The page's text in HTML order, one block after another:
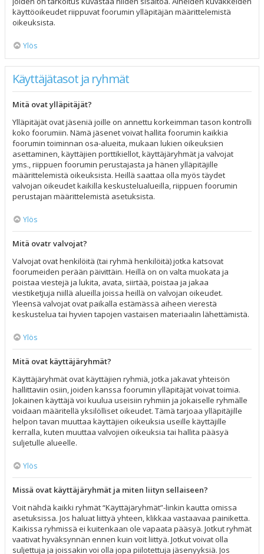
käyttöoikeudet riippuvat foorumin ylläpitäjän määrittelemistä
oikeuksista.
Ylös
Käyttäjätasot ja ryhmät
Mitä ovat ylläpitäjät?
Ylläpitäjät ovat jäseniä joille on annettu korkeimman tason kontrolli
koko foorumiin. Nämä jäsenet voivat hallita foorumin kaikkia
foorumin toiminnan osa-alueita, mukaan lukien oikeuksien
asettaminen, käyttäjien porttikiellot, käyttäjäryhmät ja valvojat
yms., riippuen foorumin perustajasta ja hänen ylläpitäjille
määrittelemistä oikeuksista. Heillä saattaa olla myös täydet
valvojan oikeudet kaikilla keskustelualueilla, riippuen foorumin
perustajan määrittelemistä asetuksista.
Ylös
Mitä ovatr valvojat?
Valvojat ovat henkilöitä (tai ryhmä henkilöitä) jotka katsovat
foorumeiden perään päivittäin. Heillä on on valta muokata ja
poistaa viestejä ja lukita, avata, siirtää, poistaa ja jakaa
viestiketjuja niillä alueilla joissa heillä on valvojan oikeudet.
Yleensä valvojat ovat paikalla estämässä aiheen vierestä
keskustelua tai hyvien tapojen vastaisen materiaalin lähettämistä.
Ylös
Mitä ovat käyttäjäryhmät?
Käyttäjäryhmät ovat käyttäjien ryhmiä, jotka jakavat yhteisön
hallittaviin osiin, joiden kanssa foorumin ylläpitäjät voivat toimia.
Jokainen käyttäjä voi kuulua useisiin ryhmiin ja jokaiselle ryhmälle
voidaan määritellä yksilölliset oikeudet. Tämä tarjoaa ylläpitäjille
helpon tavan muuttaa käyttäjien oikeuksia useille käyttäjille
kerralla, kuten muuttaa valvojien oikeuksia tai hallita pääsyä
suljetulle alueelle.
Ylös
Missä ovat käyttäjäryhmät ja miten liityn sellaiseen?
Voit nähdä kaikki ryhmät “Käyttäjäryhmät”-linkin kautta omissa
asetuksissa. Jos haluat liittyä yhteen, klikkaa vastaavaa painiketta.
Kaikissa ryhmissä ei kuitenkaan ole vapaata pääsyä. Jotkut ryhmät
vaativat hyväksynnän ennen kuin voit liittyä. Jotkut voivat olla
suljettuja ja joissakin voi olla jopa piilotettuja jäsenyyksiä. Jos